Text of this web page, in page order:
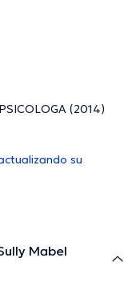
(2014)
su
Mabel